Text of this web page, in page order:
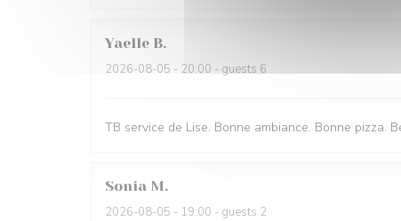
Yaelle B
2026-08-05 - 20:00 - guests 6
TB service de Lise. Bonne ambiance. Bonne pizza.
Sonia M
2026-08-05 - 19:00 - guests 2